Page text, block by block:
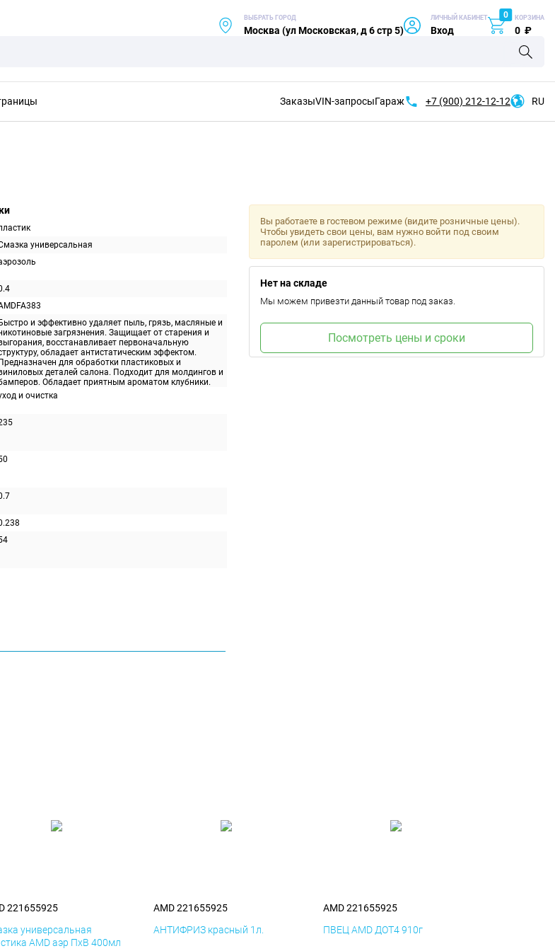
ВЫБРАТЬ ГОРОД
Москва (ул Московская, д 6 стр 5)
ЛИЧНЫЙ КАБИНЕТ
Вход
0 КОРЗИНА
0 ₽
ЗаказыVIN-запросыГараж +7 (900) 212-12-12 RU
универсальная
Быстро и эффективно удаляет пыль, грязь, масляные и
загрязнения. Защищает от старения и
восстанавливает первоначальную
обладает антистатическим эффектом.
Предназначен для обработки пластиковых и
деталей салона. Подходит для молдингов и
Обладает приятным ароматом клубники.
и очистка
Вы работаете в гостевом режиме (видите розничные цены).
Чтобы увидеть свои цены, вам нужно войти под своим
паролем (или зарегистрироваться).
Нет на складе
Мы можем привезти данный товар под заказ.
Посмотреть цены и сроки
221655925
универсальная
AMD аэр ПхВ 400мл
AMD 221655925
АНТИФРИЗ красный 1л.
AMD 221655925
ПВЕЦ AMD ДОТ4 910г